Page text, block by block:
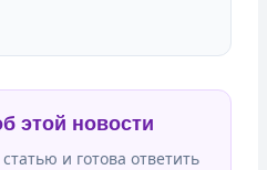
этой новости
и готова ответить